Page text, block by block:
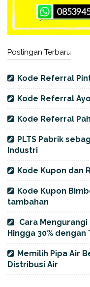
Postingan Terbaru
Kode Referral
Kode Referral
Kode Referral
PLTS Pabrik
Industri
Kode Kupon dan
Kode Kupon
tambahan
Cara
Hingga 30%
Memilih Pipa Air
Distribusi Air